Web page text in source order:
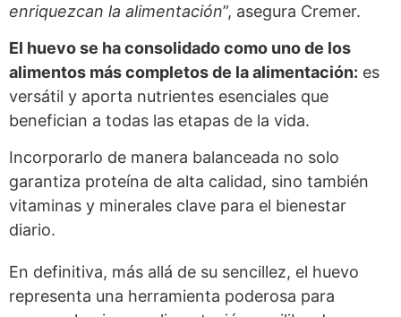
enriquezcan la alimentación”, asegura Cremer.
El huevo se ha consolidado como uno de los
alimentos más completos de la alimentación: es
versátil y aporta nutrientes esenciales que
benefician a todas las etapas de la vida.
Incorporarlo de manera balanceada no solo
garantiza proteína de alta calidad, sino también
vitaminas y minerales clave para el bienestar
diario.
En definitiva, más allá de su sencillez, el huevo
representa una herramienta poderosa para